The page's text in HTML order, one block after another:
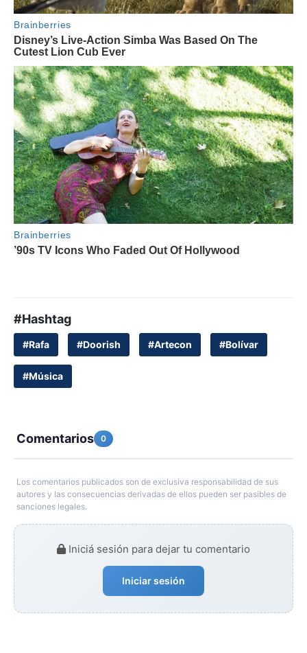
#Hashtag
#Rafa #Doorish #Artecon #Bolívar
#Música
Comentarios 0
Los comentarios publicados son de exclusiva responsabilidad de sus
autores y las consecuencias derivadas de ellos pueden ser pasibles de
sanciones legales.
Iniciá sesión para dejar tu comentario
Iniciar sesión